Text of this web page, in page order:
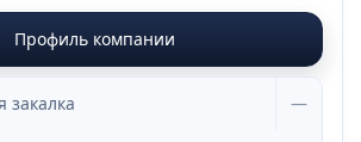
Профиль компании
закалка —